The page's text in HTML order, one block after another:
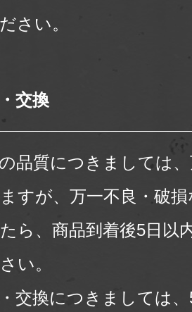
さい。
交換
品質につきましては
すが、万一不良・破
ら、商品到着後5日以
い。
交換につきましては